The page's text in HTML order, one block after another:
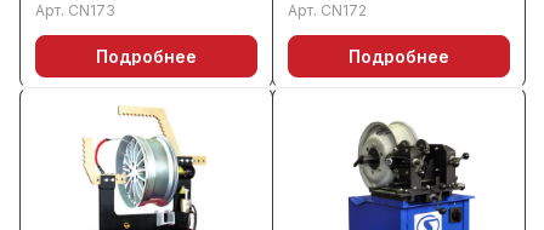
Арт. CN173
Подробнее
Арт. CN172
Подробнее